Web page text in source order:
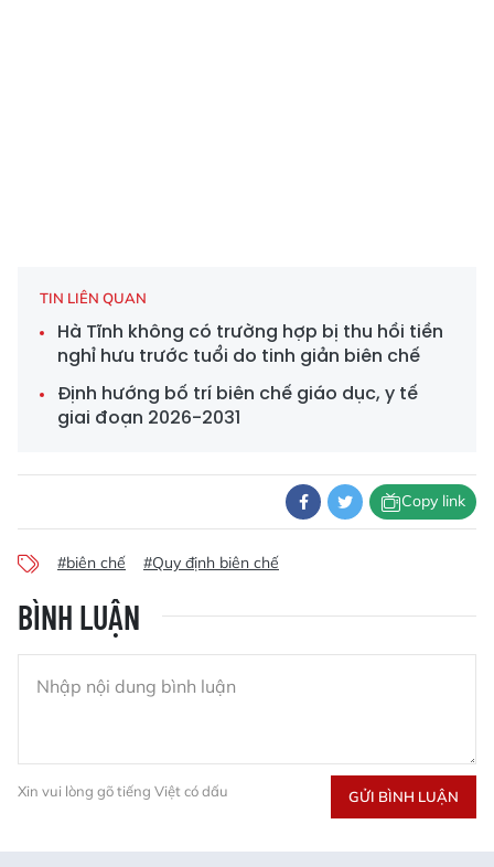
TIN LIÊN QUAN
Hà Tĩnh không có trường hợp bị thu hồi tiền
nghỉ hưu trước tuổi do tinh giản biên chế
Định hướng bố trí biên chế giáo dục, y tế
giai đoạn 2026-2031
Copy link
#biên chế #Quy định biên chế
BÌNH LUẬN
Xin vui lòng gõ tiếng Việt có dấu GỬI BÌNH LUẬN